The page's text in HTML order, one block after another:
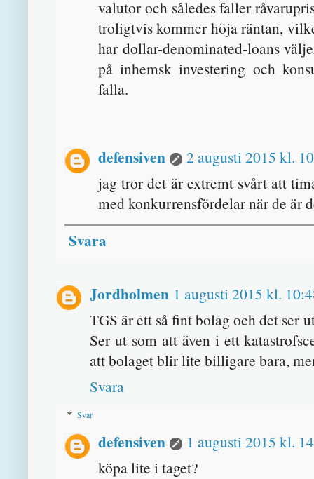
valutor och således faller
troligtvis kommer höja räntan,
har dollar-denominated-loans
på inhemsk investering och
falla.
defensiven
2 augusti 2015 kl.
jag tror det är extremt svårt att
med konkurrensfördelar när de är
Svara
Jordholmen 1 augusti 2015 kl.
TGS är ett så fint bolag och det ser
Ser ut som att även i ett
att bolaget blir lite billigare bara,
Svara
Svar
defensiven
1 augusti 2015 kl.
köpa lite i taget?